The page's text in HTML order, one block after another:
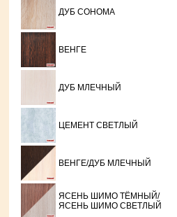
ДУБ СОНОМА
ВЕНГЕ
ДУБ МЛЕЧНЫЙ
ЦЕМЕНТ СВЕТЛЫЙ
ВЕНГЕ/ДУБ МЛЕЧНЫЙ
ЯСЕНЬ ШИМО ТЁМНЫЙ/
ЯСЕНЬ ШИМО СВЕТЛЫЙ